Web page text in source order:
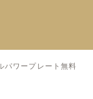
パワープレート無料